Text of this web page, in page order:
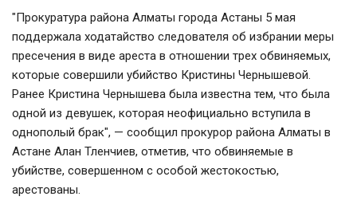
"Прокуратура района Алматы города Астаны 5 мая
поддержала ходатайство следователя об избрании меры
пресечения в виде ареста в отношении трех обвиняемых,
которые совершили убийство Кристины Чернышевой.
Ранее Кристина Чернышева была известна тем, что была
одной из девушек, которая неофициально вступила в
однополый брак", — сообщил прокурор района Алматы в
Астане Алан Тленчиев, отметив, что обвиняемые в
убийстве, совершенном с особой жестокостью,
арестованы.